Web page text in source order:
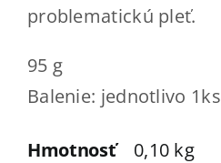
Kde kúpiť
Kontakt
problematickú pleť.
95 g
Balenie: jednotlivo 1ks
Hmotnosť 0,10 kg